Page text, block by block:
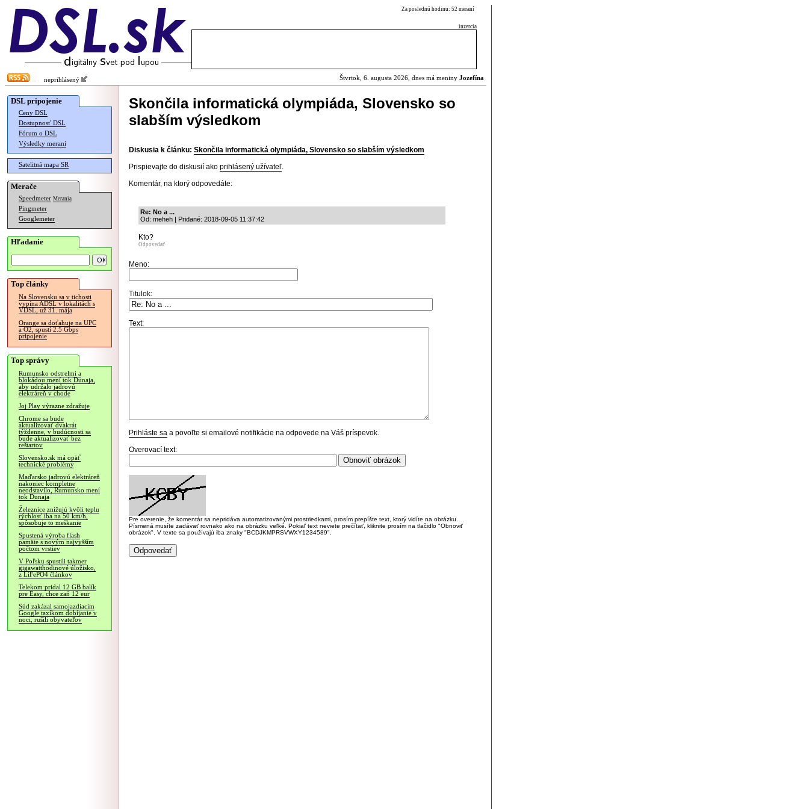
Za poslednú hodinu: 52 meraní
inzercia
neprihlásený Štvrtok, 6. augusta 2026, dnes má meniny Jozefína
DSL pripojenie
Ceny DSL
Dostupnosť DSL
Fórum o DSL
Výsledky meraní
Satelitná mapa SR
Merače
Speedmeter Merania
Pingmeter
Googlemeter
Hľadanie
Top články
Na Slovensku sa v tichosti
vypína ADSL v lokalitách s
VDSL, už 31. mája
Orange sa doťahuje na UPC
a O2, spustí 2.5 Gbps
pripojenie
Top správy
Rumunsko odstrelmi a
blokádou mení tok Dunaja,
aby udržalo jadrovú
elektráreň v chode
Joj Play výrazne zdražuje
Chrome sa bude
aktualizovať dvakrát
týždenne, v budúcnosti sa
bude aktualizovať bez
reštartov
Slovensko.sk má opäť
technické problémy
Maďarsko jadrovú elektráreň
nakoniec kompletne
neodstavilo, Rumunsko mení
tok Dunaja
Železnice znižujú kvôli teplu
rýchlosť iba na 50 km/h,
spôsobuje to meškanie
Spustená výroba flash
pamäte s novým najvyšším
počtom vrstiev
V Poľsku spustili takmer
gigawatthodinové úložisko,
z LiFePO4 článkov
Telekom pridal 12 GB balík
pre Easy, chce zaň 12 eur
Súd zakázal samojazdiacim
Google taxíkom dobíjanie v
noci, rušili obyvateľov
Skončila informatická olympiáda, Slovensko so
slabším výsledkom
Diskusia k článku: Skončila informatická olympiáda, Slovensko so slabším výsledkom
Prispievajte do diskusií ako prihlásený užívateľ.
Komentár, na ktorý odpovedáte:
Re: No a ...
Od: meheh | Pridané: 2018-09-05 11:37:42
Kto?
Odpovedať
Meno:
Titulok:
Text:
Prihláste sa a povoľte si emailové notifikácie na odpovede na Váš príspevok.
Overovací text:
Pre overenie, že komentár sa nepridáva automatizovanými prostriedkami, prosím prepíšte text, ktorý vidíte na obrázku.
Písmená musíte zadávať rovnako ako na obrázku veľké. Pokiaľ text neviete prečítať, kliknite prosím na tlačidlo "Obnoviť
obrázok". V texte sa používajú iba znaky "BCDJKMPRSVWXY1234589".